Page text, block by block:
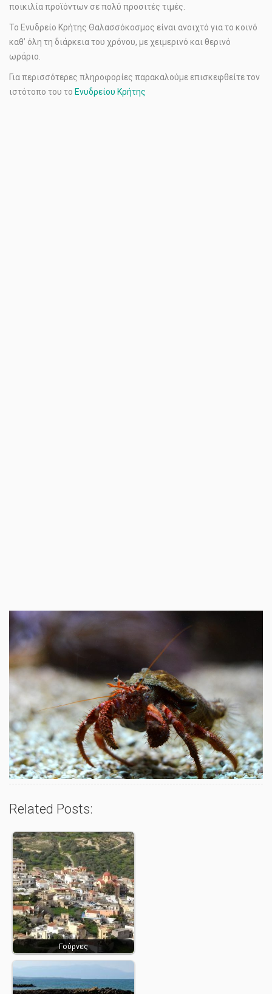
ποικιλία προϊόντων σε πολύ προσιτές τιμές.
Το Ενυδρείο Κρήτης Θαλασσόκοσμος είναι ανοιχτό για το κοινό
καθ’ όλη τη διάρκεια του χρόνου, με χειμερινό και θερινό
ωράριο.
Για περισσότερες πληροφορίες παρακαλούμε επισκεφθείτε τον
ιστότοπο του το Ενυδρείου Κρήτης
Related Posts:
Γούρνες